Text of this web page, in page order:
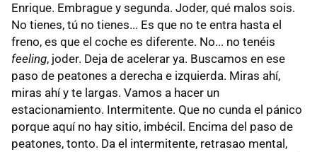
Enrique. Embrague y segunda. Joder, qué malos sois.
No tienes, tú no tienes... Es que no te entra hasta el
freno, es que el coche es diferente. No... no tenéis
feeling, joder. Deja de acelerar ya. Buscamos en ese
paso de peatones a derecha e izquierda. Miras ahí,
miras ahí y te largas. Vamos a hacer un
estacionamiento. Intermitente. Que no cunda el pánico
porque aquí no hay sitio, imbécil. Encima del paso de
peatones, tonto. Da el intermitente, retrasao mental,